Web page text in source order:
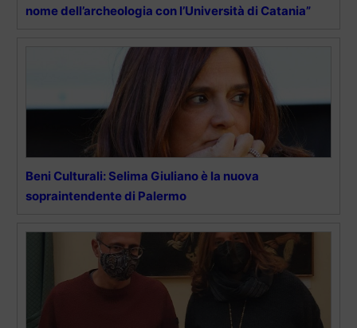
nome dell’archeologia con l’Università di Catania”
Beni Culturali: Selima Giuliano è la nuova
sopraintendente di Palermo